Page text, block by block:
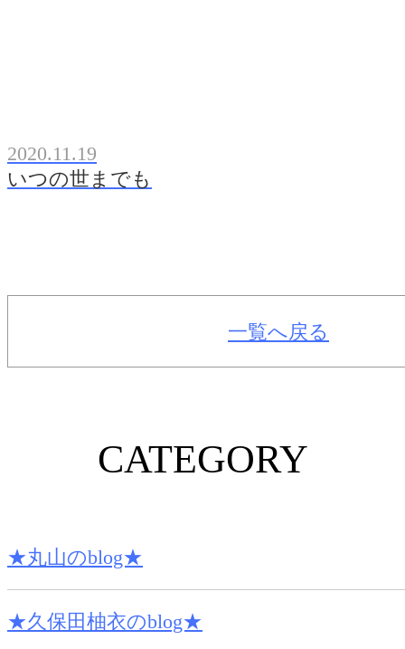
2020.11.19
いつの世までも
一覧へ戻る
CATEGORY
★丸山のblog★
★久保田柚衣のblog★